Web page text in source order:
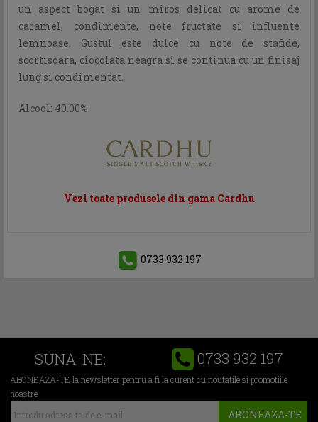
un aspect bogat si un miros delicat cu arome de
caramel, condimente, note fructate si influente
lemnoase. Gustul este dulce cu note de stafide,
scortisoara, ciocolata neagra si se continua cu un finisaj
lung si condimentat.
Alcool: 40.00%
Vezi toate produsele din gama Cardhu
0733 932 197
SUNA-NE: 0733 932 197
ABONEAZA-TE la newsletter pentru a fi la curent cu noutatile si promotiile
noastre
ABONEAZA-TE